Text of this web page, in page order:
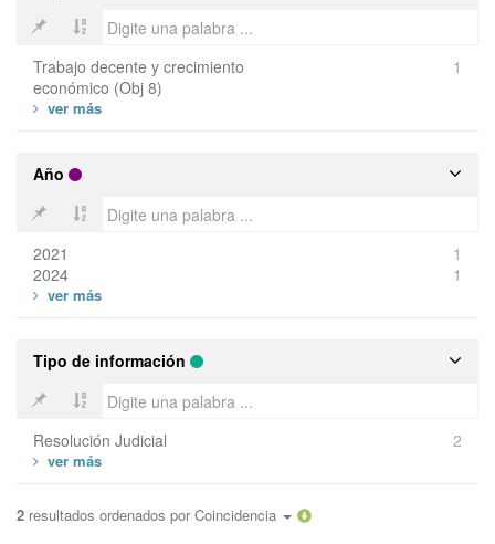
Trabajo decente y crecimiento
económico (Obj 8)
1
Año
2021
1
2024
1
Tipo de información
Resolución Judicial 2
2 resultados ordenados por Coincidencia